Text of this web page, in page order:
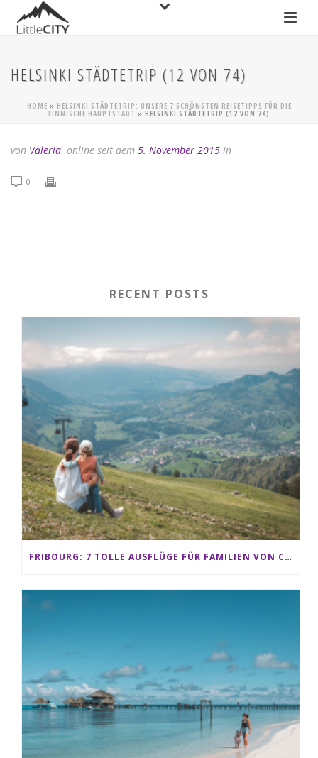
HELSINKI STÄDTETRIP (12 VON 74)
HOME » HELSINKI STÄDTETRIP: UNSERE 7 SCHÖNSTEN REISETIPPS FÜR DIE
FINNISCHE HAUPTSTADT » HELSINKI STÄDTETRIP (12 VON 74)
von Valeria online seit dem 5. November 2015 in
0
RECENT POSTS
FRIBOURG: 7 TOLLE AUSFLÜGE FÜR FAMILIEN VON CHARMEY BIS LES PACCOTS